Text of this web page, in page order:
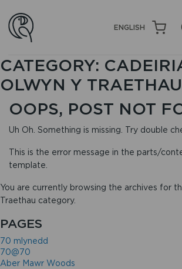
ENGLISH
CATEGORY:
OLWYN Y TRAETHAU
OOPS, POST NOT
Uh Oh. Something is missing. Try double
This is the error message in the parts/
template.
You are currently browsing the archives for
Traethau category.
PAGES
70 mlynedd
70@70
Aber Mawr Woods